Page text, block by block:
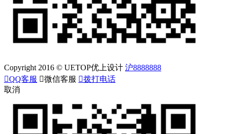
Copyright 2016 © UETOP优上设计 沪8888888
QQ客服 微信客服 拨打电话
取消